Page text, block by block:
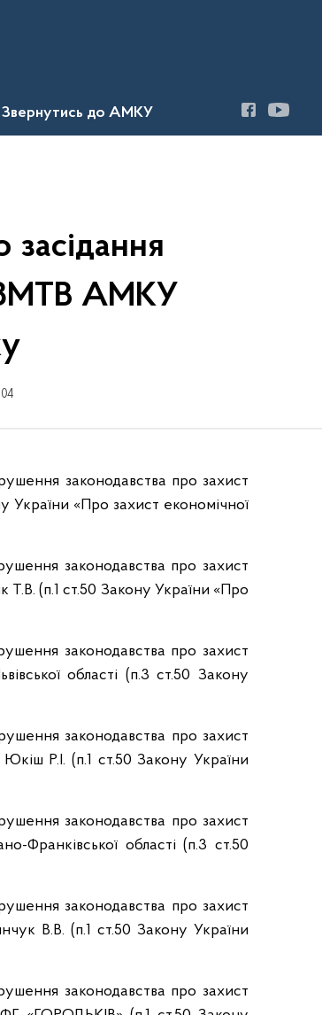
Звернутись до АМКУ
ЗМТВ АМКУ
законодавства про захист
України «Про захист економічної
законодавства про захист
(п.1 ст.50 Закону України «Про
законодавства про захист
області (п.3 ст.50 Закону
законодавства про захист
Р.І. (п.1 ст.50 Закону України
законодавства про захист
Франківської області (п.3 ст.50
законодавства про захист
В.В. (п.1 ст.50 Закону України
законодавства про захист